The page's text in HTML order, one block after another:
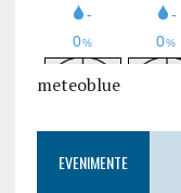
meteoblue
EVENIMENTE